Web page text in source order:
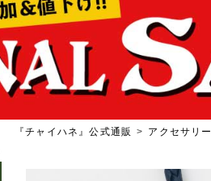
『チャイハネ』公式通販 > アクセサリー